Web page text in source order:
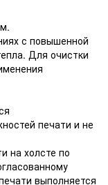
с повышенной
Для очистки
печати и не
на холсте по
выполняется